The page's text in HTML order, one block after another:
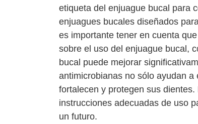
etiqueta del enjuague bucal para
enjuagues bucales diseñados
es importante tener en cuenta
sobre el uso del enjuague bucal,
bucal puede mejorar
antimicrobianas no sólo ayudan
fortalecen y protegen sus
instrucciones adecuadas de uso
un futuro.